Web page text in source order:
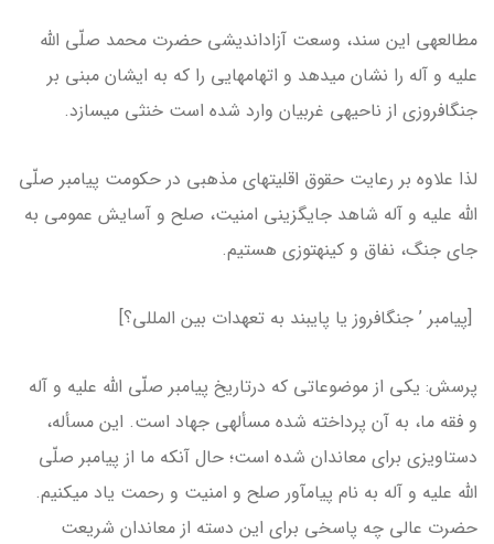
مطالعه­ی این سند، وسعت آزاداندیشی حضرت محمد صلّی الله
علیه و آله را نشان می­دهد و اتهام­هایی را که به ایشان مبنی بر
جنگ­افروزی از ناحیه­ی غربیان وارد شده است خنثی می­سازد.
لذا علاوه بر رعایت حقوق اقلیت­های مذهبی در حکومت پیامبر صلّی
الله علیه و آله شاهد جایگزینی امنیت، صلح و آسایش عمومی به
جای جنگ، نفاق و کینه­توزی هستیم.
[پیامبر ’ جنگ­افروز یا پایبند به تعهدات بین المللی؟]
پرسش: یکی از موضوعاتی که درتاریخ پیامبر صلّی الله علیه و آله
و فقه ما، به آن پرداخته شده مسأله­ی جهاد است. این مسأله،
دستاویزی برای معاندان شده است؛ حال آنکه ما از پیامبر صلّی
الله علیه و آله به نام پیام­آور صلح و امنیت و رحمت یاد می­کنیم.
حضرت عالی چه پاسخی برای این دسته از معاندان شریعت